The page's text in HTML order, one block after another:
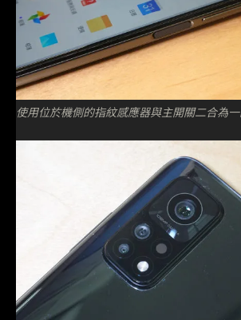
使用位於機側的指紋感應器與主開關二合為